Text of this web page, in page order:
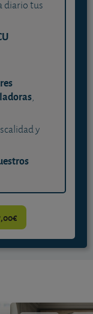
diario tus
,
y